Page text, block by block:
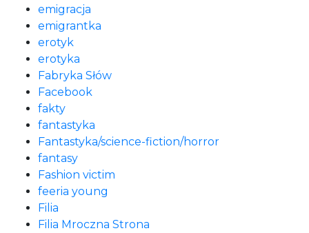
emigracja
emigrantka
erotyk
erotyka
Fabryka Słów
Facebook
fakty
fantastyka
Fantastyka/science-fiction/horror
fantasy
Fashion victim
feeria young
Filia
Filia Mroczna Strona